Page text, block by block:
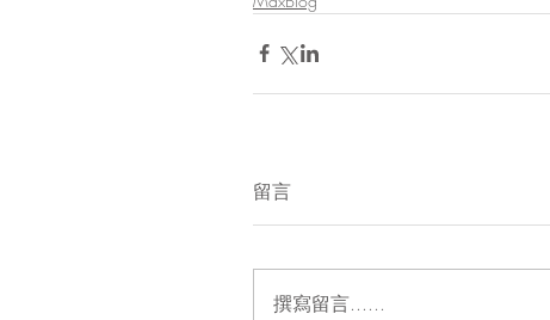
留言
撰寫留言......